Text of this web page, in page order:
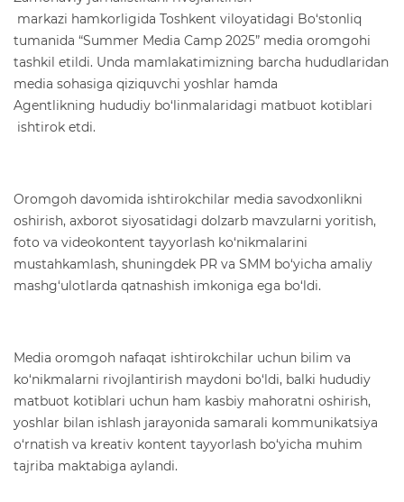
markazi hamkorligida Toshkent viloyatidagi Bo‘stonliq
tumanida “Summer Media Camp 2025” media oromgohi
tashkil etildi. Unda mamlakatimizning barcha hududlaridan
media sohasiga qiziquvchi yoshlar hamda
Agentlikning hududiy bo‘linmalaridagi matbuot kotiblari
ishtirok etdi.
Oromgoh davomida ishtirokchilar media savodxonlikni
oshirish, axborot siyosatidagi dolzarb mavzularni yoritish,
foto va videokontent tayyorlash ko‘nikmalarini
mustahkamlash, shuningdek PR va SMM bo‘yicha amaliy
mashg‘ulotlarda qatnashish imkoniga ega bo‘ldi.
Media oromgoh nafaqat ishtirokchilar uchun bilim va
ko‘nikmalarni rivojlantirish maydoni bo‘ldi, balki hududiy
matbuot kotiblari uchun ham kasbiy mahoratni oshirish,
yoshlar bilan ishlash jarayonida samarali kommunikatsiya
o‘rnatish va kreativ kontent tayyorlash bo‘yicha muhim
tajriba maktabiga aylandi.